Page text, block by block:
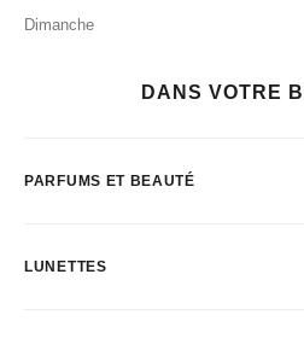
Dimanche
DANS VOTRE
PARFUMS ET BEAUTÉ
LUNETTES